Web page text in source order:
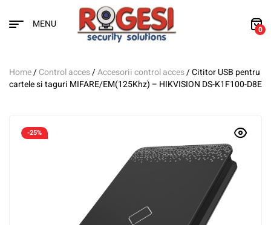
MENU 0
Home/Control acces/Accesorii control acces/ Cititor USB pentru
cartele si taguri MIFARE/EM(125Khz) – HIKVISION DS-K1F100-D8E
-25%